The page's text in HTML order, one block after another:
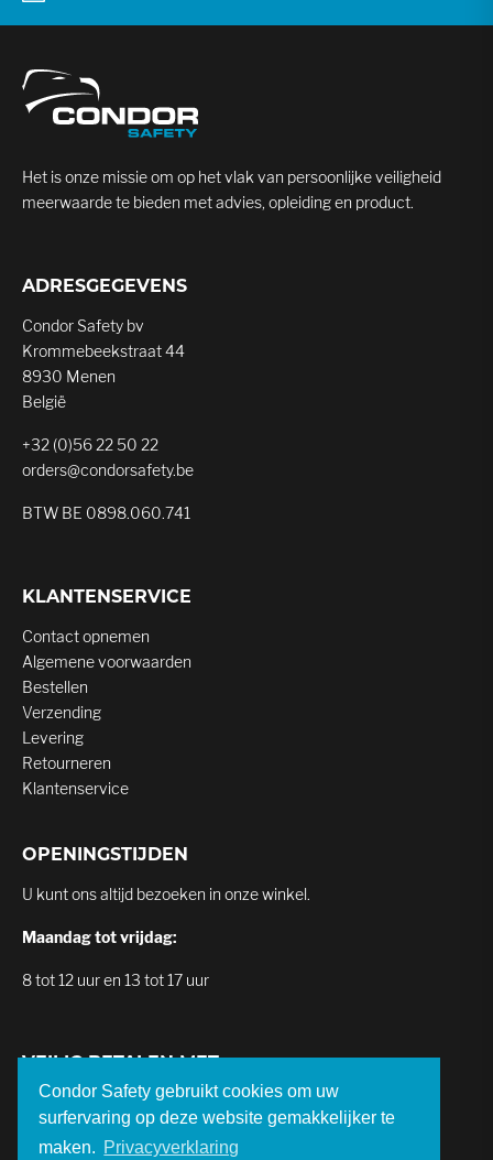
Condor Safety gebruikt cookies om uw
surfervaring op deze website gemakkelijker te
maken. Privacyverklaring
Het is onze missie om op het vlak van persoonlijke veiligheid
meerwaarde te bieden met advies, opleiding en product.
ADRESGEGEVENS
Condor Safety bv
Krommebeekstraat 44
8930 Menen
België
+32 (0)56 22 50 22
orders@condorsafety.be
BTW BE 0898.060.741
KLANTENSERVICE
Contact opnemen
Algemene voorwaarden
Bestellen
Verzending
Levering
Retourneren
Klantenservice
OPENINGSTIJDEN
U kunt ons altijd bezoeken in onze winkel.
Maandag tot vrijdag:
8 tot 12 uur en 13 tot 17 uur
VEILIG BETALEN MET